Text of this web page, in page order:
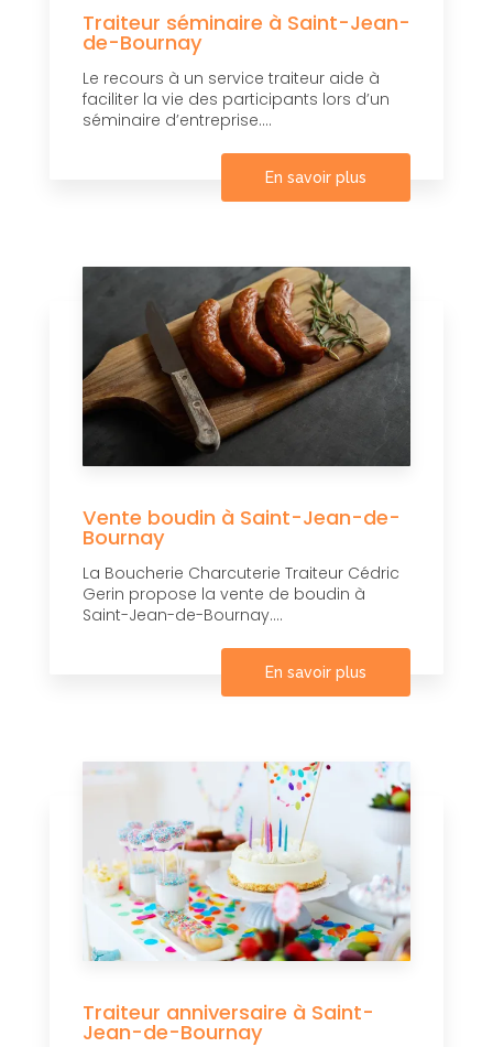
Traiteur séminaire à Saint-Jean-
de-Bournay
Le recours à un service traiteur aide à
faciliter la vie des participants lors d’un
séminaire d’entreprise....
En savoir plus
Vente boudin à Saint-Jean-de-
Bournay
La Boucherie Charcuterie Traiteur Cédric
Gerin propose la vente de boudin à
Saint-Jean-de-Bournay....
En savoir plus
Traiteur anniversaire à Saint-
Jean-de-Bournay